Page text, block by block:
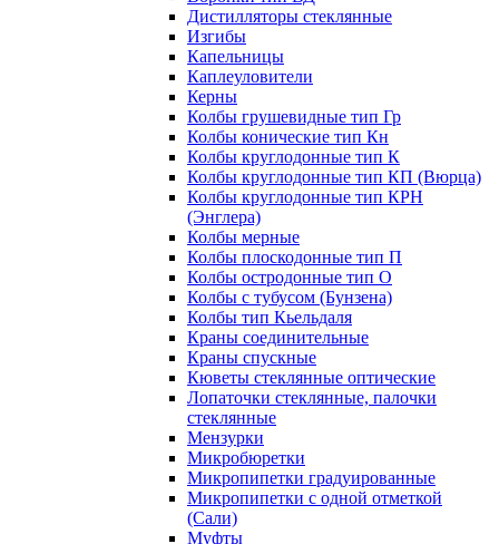
Дистилляторы стеклянные
Изгибы
Капельницы
Каплеуловители
Керны
Колбы грушевидные тип Гр
Колбы конические тип Кн
Колбы круглодонные тип К
Колбы круглодонные тип КП (Вюрца)
Колбы круглодонные тип КРН
(Энглера)
Колбы мерные
Колбы плоскодонные тип П
Колбы остродонные тип О
Колбы с тубусом (Бунзена)
Колбы тип Кьельдаля
Краны соединительные
Краны спускные
Кюветы стеклянные оптические
Лопаточки стеклянные, палочки
стеклянные
Мензурки
Микробюретки
Микропипетки градуированные
Микропипетки с одной отметкой
(Сали)
Муфты